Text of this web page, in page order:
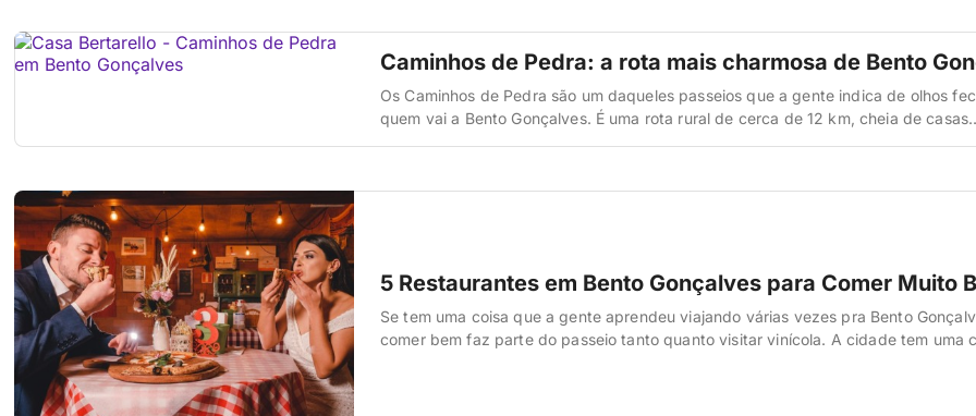
Caminhos de Pedra: a rota mais charmosa de Bento
Os Caminhos de Pedra são um daqueles passeios que a gente indica de olhos
quem vai a Bento Gonçalves. É uma rota rural de cerca de 12 km, cheia de casas
centenárias de pedra e madeira, cantinas familiares, vinícolas artesanais e
5 Restaurantes em Bento Gonçalves para Comer Muito
Se tem uma coisa que a gente aprendeu viajando várias vezes pra Bento
comer bem faz parte do passeio tanto quanto visitar vinícola. A cidade tem uma